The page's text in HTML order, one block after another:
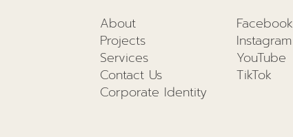
About
Projects
Services
Contact Us
Corporate Identity
Facebook
Instagram
YouTube
TikTok